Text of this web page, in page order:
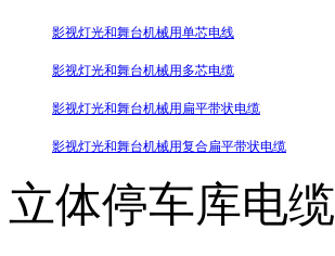
影视灯光和舞台机械用单芯电线
影视灯光和舞台机械用多芯电缆
影视灯光和舞台机械用扁平带状电缆
影视灯光和舞台机械用复合扁平带状电缆
立体停车库电缆